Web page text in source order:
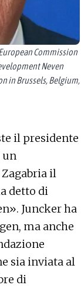
Commission
Neven
in Brussels, Belgium,
il presidente
un
il
detto di
Juncker ha
ma anche
sia inviata al
di